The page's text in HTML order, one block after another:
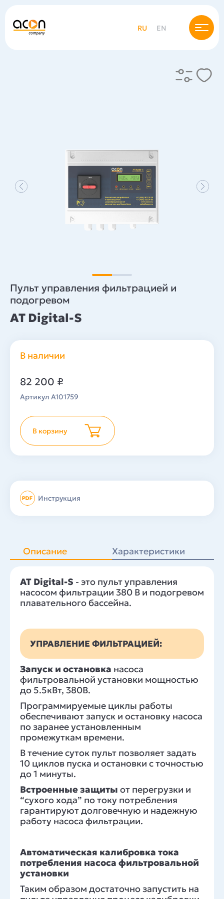
RU EN
Пульт управления фильтрацией и
подогревом
AT Digital-S
В наличии
82 200 ₽
Артикул A101759
В корзину
Инструкция
Описание Характеристики
AT Digital-S - это пульт управления
насосом фильтрации 380 В и подогревом
плавательного бассейна.
УПРАВЛЕНИЕ ФИЛЬТРАЦИЕЙ:
Запуск и остановка насоса
фильтровальной установки мощностью
до 5.5кВт, 380В.
Программируемые циклы работы
обеспечивают запуск и остановку насоса
по заранее установленным
промежуткам времени.
В течение суток пульт позволяет задать
10 циклов пуска и остановки с точностью
до 1 минуты.
Встроенные защиты от перегрузки и
“сухого хода” по току потребления
гарантируют долговечную и надежную
работу насоса фильтрации.
Автоматическая калибровка тока
потребления насоса фильтровальной
установки
Таким образом достаточно запустить на